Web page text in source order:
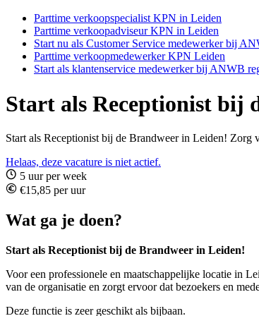
Parttime verkoopspecialist KPN in Leiden
Parttime verkoopadviseur KPN in Leiden
Start nu als Customer Service medewerker bij
Parttime verkoopmedewerker KPN Leiden
Start als klantenservice medewerker bij ANWB
Start als Receptionist bij
Start als Receptionist bij de Brandweer in Leiden! Zorg
Helaas, deze vacature is niet actief.
5 uur per week
€15,85 per uur
Wat ga je doen?
Start als Receptionist bij de Brandweer in Leiden!
Voor een professionele en maatschappelijke locatie in
van de organisatie en zorgt ervoor dat bezoekers en
Deze functie is zeer geschikt als bijbaan.